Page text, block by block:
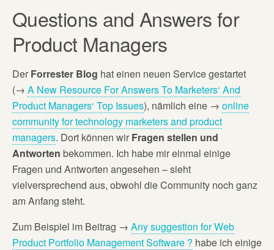
Questions and Answers for
Product Managers
Der Forrester Blog hat einen neuen Service gestartet
(→ A New Resource For Answers To Marketers‘ And
Product Managers‘ Top Issues), nämlich eine → online
community for technology marketers and product
managers. Dort können wir Fragen stellen und
Antworten bekommen. Ich habe mir einmal einige
Fragen und Antworten angesehen – sieht
vielversprechend aus, obwohl die Community noch ganz
am Anfang steht.
Zum Beispiel im Beitrag → Any suggestion for Web
Product Portfolio Management Software ? habe ich einige